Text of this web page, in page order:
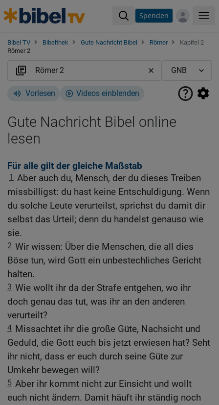
Spenden
Bibel TV Bibelthek Gute Nachricht Bibel Römer
Kapitel 2
Römer 2
Vorlesen Videos einblenden
Gute Nachricht Bibel online
lesen
Für alle gilt der gleiche Maßstab
1 Aber auch du, Mensch, der du dieses Treiben
missbilligst: du hast keine Entschuldigung. Wenn
du solche Leute verurteilst, sprichst du damit dir
selbst das Urteil; denn du handelst genauso wie
sie.
2 Wir wissen: Über die Menschen, die all dies
Böse tun, wird Gott ein unbestechliches Gericht
halten.
3 Wie wollt ihr da der Strafe entgehen, wo ihr
doch genau das tut, was ihr an den anderen
verurteilt?
4 Missachtet ihr die große Güte, Nachsicht und
Geduld, die Gott euch bis jetzt erwiesen hat? Seht
ihr nicht, dass er euch durch seine Güte zur
Umkehr bewegen will?
5 Aber ihr kommt nicht zur Einsicht und wollt
euch nicht ändern. Damit häuft ihr ständig noch